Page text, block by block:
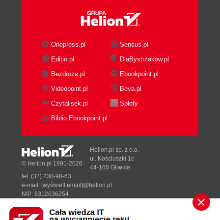
Listy (86)
Obrazy (89)
Wstawianie plików multimedialnych (90)
Osadzanie treści ze stron zewnętrznych (92)
Znakowanie treści interaktywnej (93)
Łącza (93)
Struktura formularza (94)
Tworzenie kontekstu na stronie (101)
Elementy blokowe i śródliniowe (102)
Przypisywanie elementom identyfikatorów i
klas (103)
Oznaczaj główne części strony za pomocą
ról WAI-ARIA (104)
Kolejność elementów (105)
Struktura dokumentu HTML (108)
Onepress.pl
Sensus.pl
Editio.pl
DlaBystrzakow.pl
Bezdroza.pl
Ebookpoint.pl
Videopoint.pl
Beya.pl
Czytalisek.pl
Sploty
Biblio.Ebookpoint.pl
Designed with ♥ byTonik.pl
© Helion.pl 1991-2026
Helion.pl sp. z o.o.
ul. Kościuszki 1c
44-100 Gliwice
tel. (32) 230-98-63
e-mail: [wyświetl email]@helion.pl
NIP: 6312636254